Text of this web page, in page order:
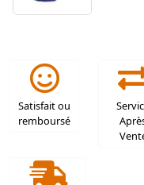
Satisfait ou
remboursé